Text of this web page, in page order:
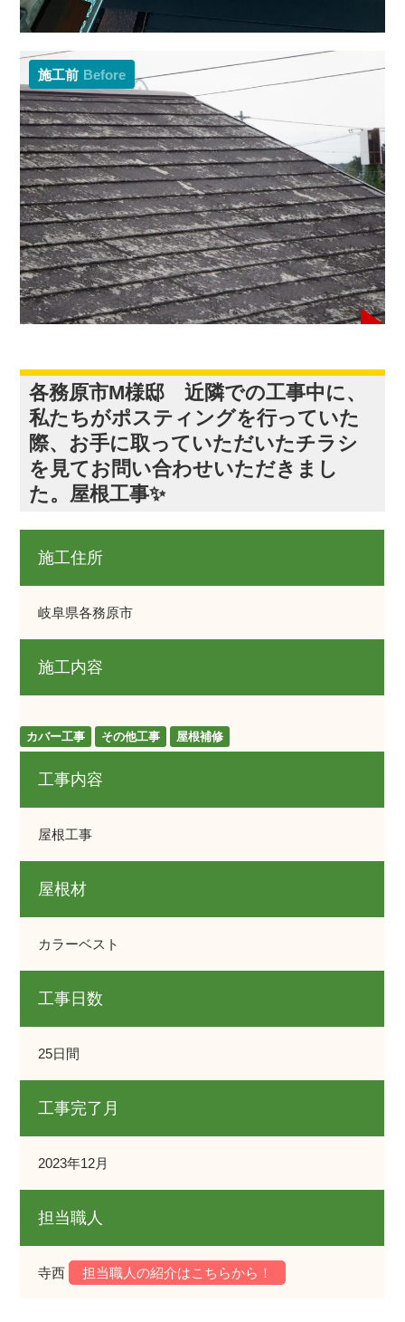
施工前 Before
各務原市M様邸 近隣での工事中に、
私たちがポスティングを行っていた
際、お手に取っていただいたチラシ
を見てお問い合わせいただきまし
た。屋根工事✨
施工住所
岐阜県各務原市
施工内容
カバー工事 その他工事 屋根補修
工事内容
屋根工事
屋根材
カラーベスト
工事日数
25日間
工事完了月
2023年12月
担当職人
寺西 担当職人の紹介はこちらから！